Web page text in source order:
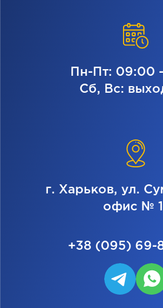
Пн-Пт: 09:00
Сб, Вс:
г. Харьков, ул.
офис №
+38 (095) 69-